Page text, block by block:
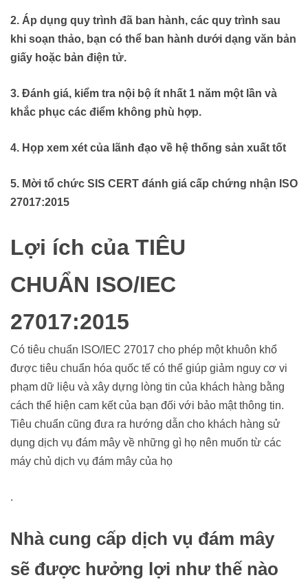
2. Áp dụng quy trình đã ban hành, các quy trình sau
khi soạn thảo, bạn có thể ban hành dưới dạng văn bản
giấy hoặc bản điện tử.
3. Đánh giá, kiểm tra nội bộ ít nhất 1 năm một lần và
khắc phục các điểm không phù hợp.
4. Họp xem xét của lãnh đạo về hệ thống sản xuất tốt
5. Mời tổ chức SIS CERT đánh giá cấp chứng nhận ISO
27017:2015
Lợi ích của TIÊU
CHUẨN ISO/IEC
27017:2015
Có tiêu chuẩn ISO/IEC 27017 cho phép một khuôn khổ
được tiêu chuẩn hóa quốc tế có thể giúp giảm nguy cơ vi
phạm dữ liệu và xây dựng lòng tin của khách hàng bằng
cách thể hiện cam kết của bạn đối với bảo mật thông tin.
Tiêu chuẩn cũng đưa ra hướng dẫn cho khách hàng sử
dụng dịch vụ đám mây về những gì họ nên muốn từ các
máy chủ dịch vụ đám mây của họ
.
Nhà cung cấp dịch vụ đám mây
sẽ được hưởng lợi như thế nào